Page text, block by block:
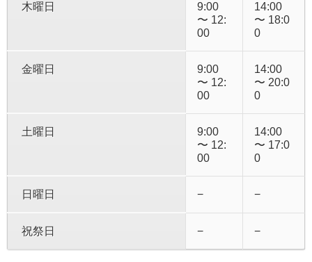
木曜日
9:00
〜 12:
00
14:00
〜 18:0
0
金曜日
9:00
〜 12:
00
14:00
〜 20:0
0
土曜日
9:00
〜 12:
00
14:00
〜 17:0
0
日曜日 − −
祝祭日 − −